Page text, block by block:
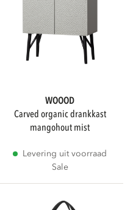
WOOOD
carved organic drankkast
mangohout mist
Levering uit voorraad
Sale